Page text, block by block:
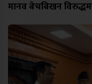
मानव बेचबिखन